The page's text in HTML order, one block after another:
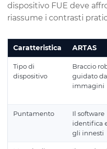
dispositivo FUE deve
riassume i contrasti
Caratteristica ARTAS
Tipo di
dispositivo
Braccio
guidato da
immagini
Puntamento
Il software
identifica
gli innesti